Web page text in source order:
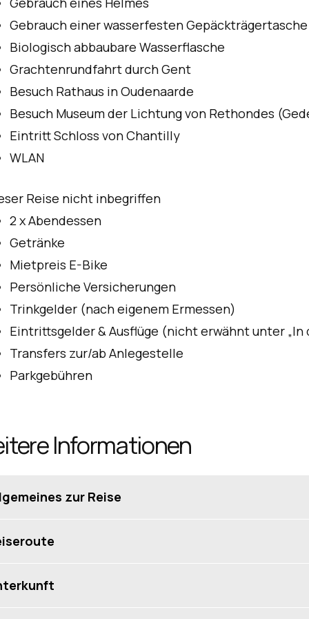
Gebrauch einer wasserfesten Gepäckträgertasche
Biologisch abbaubare Wasserflasche
Grachtenrundfahrt durch Gent
Besuch Rathaus in Oudenaarde
Besuch Museum der Lichtung von Rethondes
Eintritt Schloss von Chantilly
WLAN
Reise nicht inbegriffen
2 x Abendessen
Getränke
Mietpreis E-Bike
Persönliche Versicherungen
Trinkgelder (nach eigenem Ermessen)
Eintrittsgelder & Ausflüge (nicht erwähnt unter „In
Transfers zur/ab Anlegestelle
Parkgebühren
Informationen
zur Reise